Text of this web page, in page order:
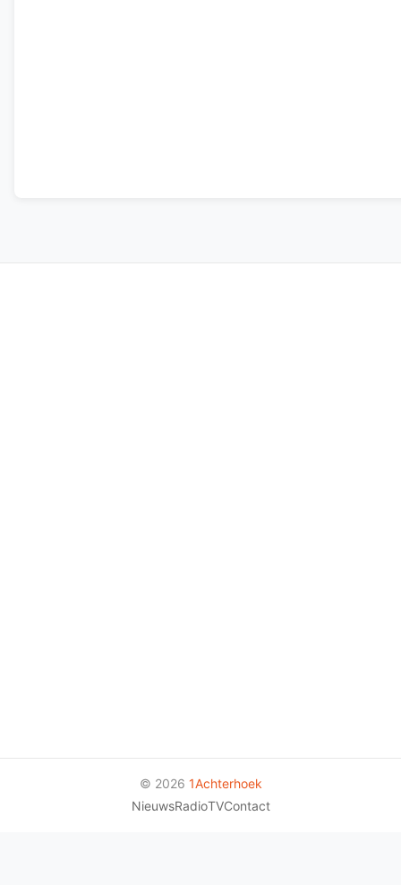
© 2026 1Achterhoek
NieuwsRadioTVContact